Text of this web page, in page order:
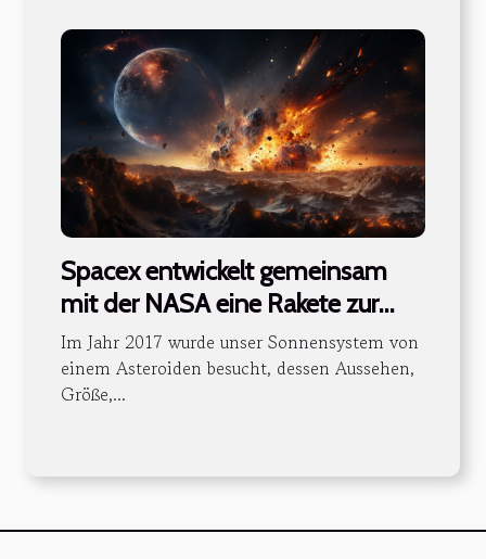
Spacex entwickelt gemeinsam
mit der NASA eine Rakete zur
Verfolgung interstellarer
Asteroiden
Im Jahr 2017 wurde unser Sonnensystem von
einem Asteroiden besucht, dessen Aussehen,
Größe,...